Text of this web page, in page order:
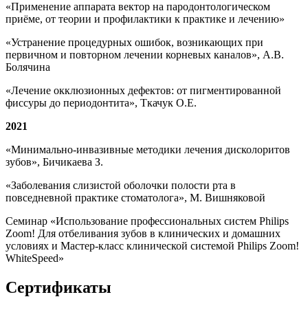
«Применение аппарата вектор на пародонтологическом
приёме, от теории и профилактики к практике и лечению»
«Устранение процедурных ошибок, возникающих при
первичном и повторном лечении корневых каналов», А.В.
Болячина
«Лечение окклюзионных дефектов: от пигментированной
фиссуры до периодонтита», Ткачук О.Е.
2021
«Минимально-инвазивные методики лечения дисколоритов
зубов», Бичикаева З.
«Заболевания слизистой оболочки полости рта в
повседневной практике стоматолога», М. Вишняковой
Семинар «Использование профессиональных систем Philips
Zoom! Для отбеливания зубов в клинических и домашних
условиях и Мастер-класс клинической системой Philips Zoom!
WhiteSpeed»
Сертификаты